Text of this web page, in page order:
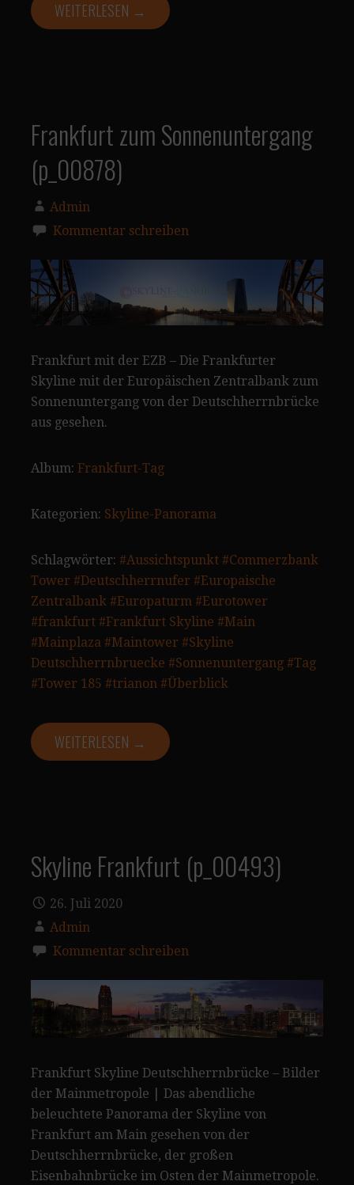
WEITERLESEN →
Frankfurt zum Sonnenuntergang
(p_00878)
Admin
Kommentar schreiben
Frankfurt mit der EZB – Die Frankfurter
Skyline mit der Europäischen Zentralbank zum
Sonnenuntergang von der Deutschherrnbrücke
aus gesehen.
Album: Frankfurt-Tag
Kategorien: Skyline-Panorama
Schlagwörter: #Aussichtspunkt #Commerzbank
Tower #Deutschherrnufer #Europaische
Zentralbank #Europaturm #Eurotower
#frankfurt #Frankfurt Skyline #Main
#Mainplaza #Maintower #Skyline
Deutschherrnbruecke #Sonnenuntergang #Tag
#Tower 185 #trianon #Überblick
WEITERLESEN →
Skyline Frankfurt (p_00493)
26. Juli 2020
Admin
Kommentar schreiben
Frankfurt Skyline Deutschherrnbrücke – Bilder
der Mainmetropole | Das abendliche
beleuchtete Panorama der Skyline von
Frankfurt am Main gesehen von der
Deutschherrnbrücke, der großen
Eisenbahnbrücke im Osten der Mainmetropole.